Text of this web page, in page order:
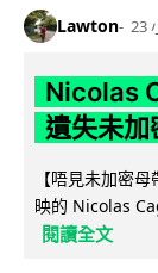
Lawton 23
Nicolas
遺失未加
【唔見未加密
映的 Nicolas
閱讀全文